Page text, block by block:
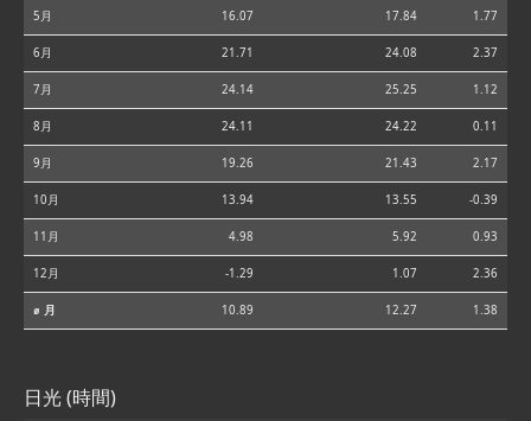
5月 16.07 17.84 1.77
6月 21.71 24.08 2.37
7月 24.14 25.25 1.12
8月 24.11 24.22 0.11
9月 19.26 21.43 2.17
10月 13.94 13.55 -0.39
11月 4.98 5.92 0.93
12月 -1.29 1.07 2.36
⌀ 月 10.89 12.27 1.38
日光 (時間)